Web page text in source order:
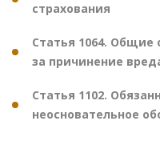
страхования
Статья 1064. Общие
за причинение
Статья 1102.
неосновательное